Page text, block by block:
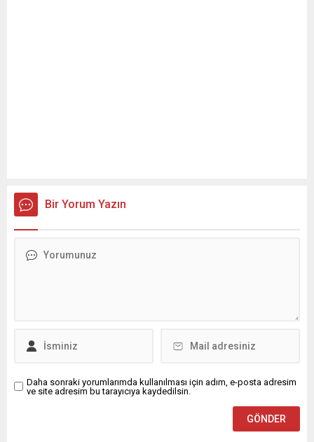
Bir Yorum Yazın
Daha sonraki yorumlarımda kullanılması için adım, e-posta adresim
ve site adresim bu tarayıcıya kaydedilsin.